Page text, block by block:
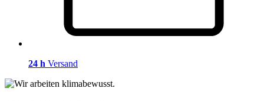
24 h Versand